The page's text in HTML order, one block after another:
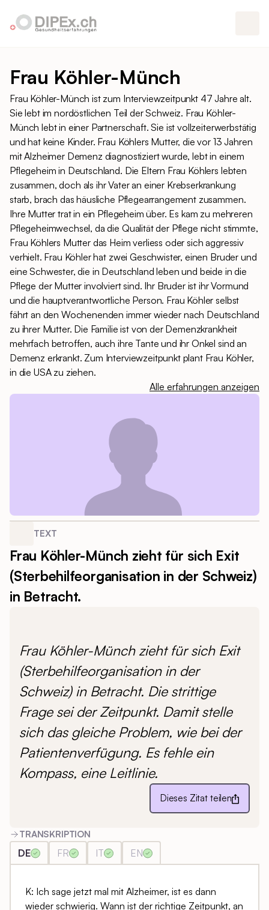
Frau Köhler-Münch
Frau Köhler-Münch ist zum Interviewzeitpunkt 47 Jahre alt.
Sie lebt im nordöstlichen Teil der Schweiz. Frau Köhler-
Münch lebt in einer Partnerschaft. Sie ist vollzeiterwerbstätig
und hat keine Kinder. Frau Köhlers Mutter, die vor 13 Jahren
mit Alzheimer Demenz diagnostiziert wurde, lebt in einem
Pflegeheim in Deutschland. Die Eltern Frau Köhlers lebten
zusammen, doch als ihr Vater an einer Krebserkrankung
starb, brach das häusliche Pflegearrangement zusammen.
Ihre Mutter trat in ein Pflegeheim über. Es kam zu mehreren
Pflegeheimwechsel, da die Qualität der Pflege nicht stimmte,
Frau Köhlers Mutter das Heim verliess oder sich aggressiv
verhielt. Frau Köhler hat zwei Geschwister, einen Bruder und
eine Schwester, die in Deutschland leben und beide in die
Pflege der Mutter involviert sind. Ihr Bruder ist ihr Vormund
und die hauptverantwortliche Person. Frau Köhler selbst
fährt an den Wochenenden immer wieder nach Deutschland
zu ihrer Mutter. Die Familie ist von der Demenzkrankheit
mehrfach betroffen, auch ihre Tante und ihr Onkel sind an
Demenz erkrankt. Zum Interviewzeitpunkt plant Frau Köhler,
in die USA zu ziehen.
Alle erfahrungen anzeigen
TEXT
Frau Köhler-Münch zieht für sich Exit
(Sterbehilfeorganisation in der Schweiz)
in Betracht.
Frau Köhler-Münch zieht für sich Exit
(Sterbehilfeorganisation in der
Schweiz) in Betracht. Die strittige
Frage sei der Zeitpunkt. Damit stelle
sich das gleiche Problem, wie bei der
Patientenverfügung. Es fehle ein
Kompass, eine Leitlinie.
Dieses Zitat teilen
TRANSKRIPTION
DE FR IT EN
K: Ich sage jetzt mal mit Alzheimer, ist es dann
wieder schwierig. Wann ist der richtige Zeitpunkt, an